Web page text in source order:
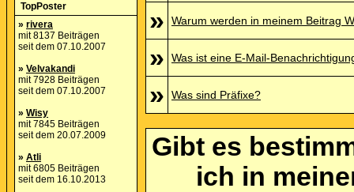
TopPoster
» rivera
mit 8137 Beiträgen
seit dem 07.10.2007
» Velvakandi
mit 7928 Beiträgen
seit dem 07.10.2007
» Wisy
mit 7845 Beiträgen
seit dem 20.07.2009
» Atli
mit 6805 Beiträgen
seit dem 16.10.2013
» Warum werden in meinem Beitrag
» Was ist eine E-Mail-
» Was sind Präfixe?
Gibt es
ich in